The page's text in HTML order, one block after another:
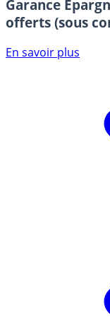
Garance
offerts (sous
En savoir plus